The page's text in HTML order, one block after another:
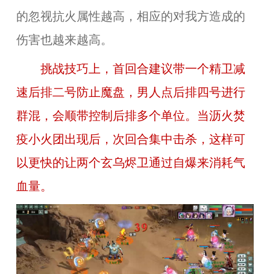
的忽视抗火属性越高，相应的对我方造成的
伤害也越来越高。
挑战技巧上，首回合建议带一个精卫减
速后排二号防止魔盘，男人点后排四号进行
群混，会顺带控制后排多个单位。当沥火焚
疫小火团出现后，次回合集中击杀，这样可
以更快的让两个玄乌烬卫通过自爆来消耗气
血量。